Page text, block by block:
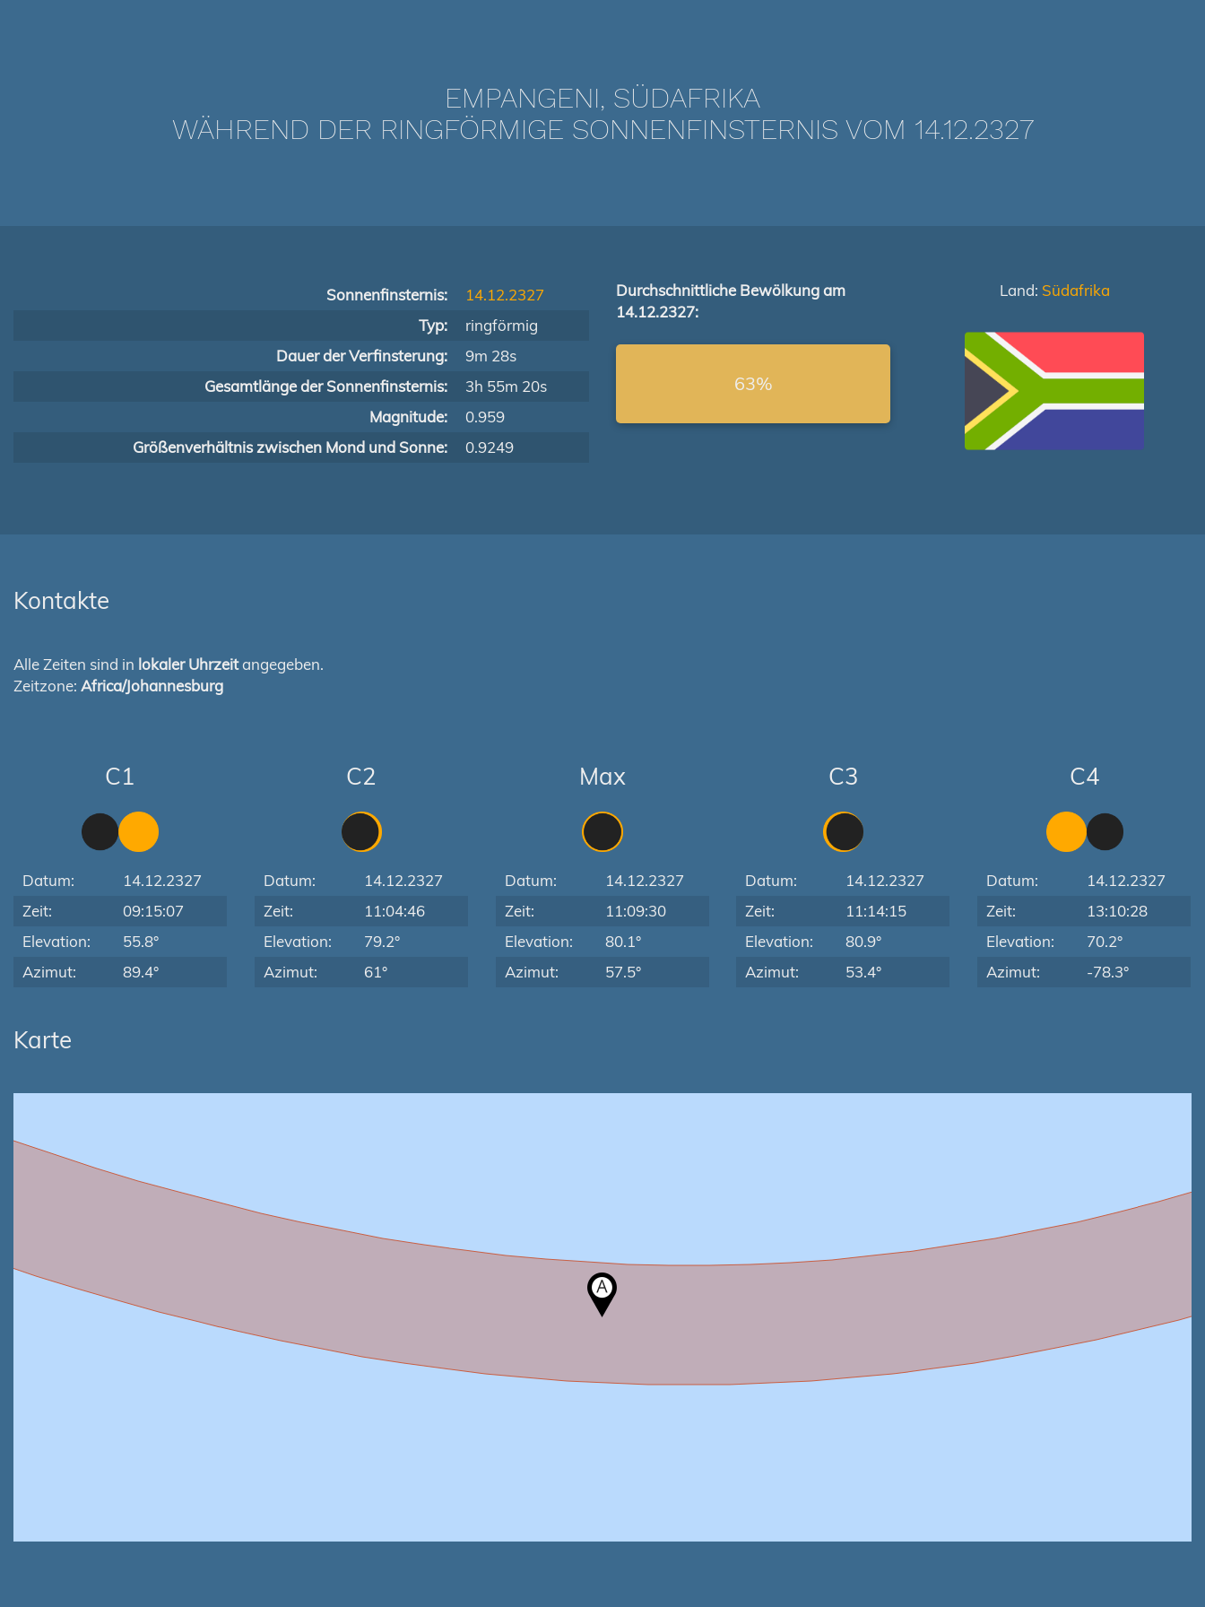
EMPANGENI, SÜDAFRIKA
WÄHREND DER RINGFÖRMIGE SONNENFINSTERNIS VOM 14.12.2327
Sonnenfinsternis:
14.12.2327
Typ:
ringförmig
Dauer der Verfinsterung:
9m 28s
Gesamtlänge der Sonnenfinsternis:
3h 55m 20s
Magnitude:
0.959
Größenverhältnis zwischen Mond und Sonne:
0.9249
Durchschnittliche Bewölkung am
14.12.2327:
63%
Land: Südafrika
Kontakte
Alle Zeiten sind in lokaler Uhrzeitangegeben.
Zeitzone: Africa/Johannesburg
C1
Datum:
14.12.2327
Zeit:
09:15:07
Elevation:
55.8°
Azimut:
89.4°
C2
Datum:
14.12.2327
Zeit:
11:04:46
Elevation:
79.2°
Azimut:
61°
Max
Datum:
14.12.2327
Zeit:
11:09:30
Elevation:
80.1°
Azimut:
57.5°
C3
Datum:
14.12.2327
Zeit:
11:14:15
Elevation:
80.9°
Azimut:
53.4°
C4
Datum:
14.12.2327
Zeit:
13:10:28
Elevation:
70.2°
Azimut:
-78.3°
Karte